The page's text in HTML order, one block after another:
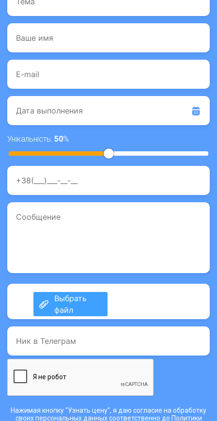
Унікальність: 50%
Нажимая кнопку "Узнать цену", я даю согласие на обработку
своих персональных данных соответственно до Политики